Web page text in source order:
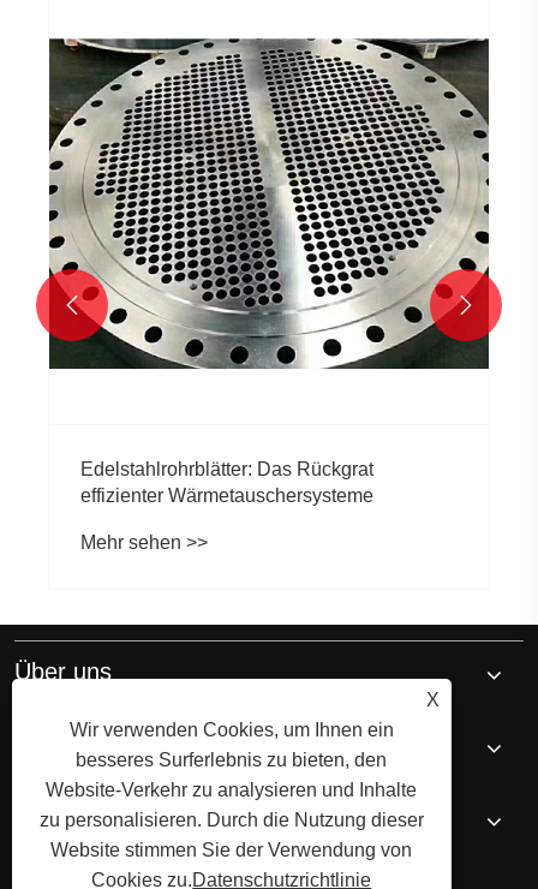
Was sind die Vorteile von Rohrplatten aus
Kupferlegierung?
Mehr sehen >>
 
Über uns
Produkte
Nachricht
X
Wir verwenden Cookies, um Ihnen ein
besseres Surferlebnis zu bieten, den
Website-Verkehr zu analysieren und Inhalte
zu personalisieren. Durch die Nutzung dieser
Website stimmen Sie der Verwendung von
Cookies zu.Datenschutzrichtlinie